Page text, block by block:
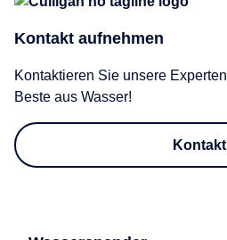
Kontakt aufnehmen
Kontaktieren Sie unsere
Beste aus Wasser!
Kontakt